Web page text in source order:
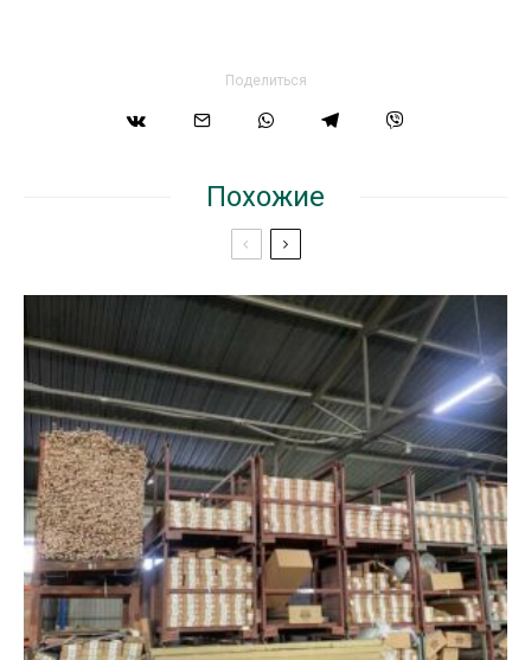
Поделиться
Похожие